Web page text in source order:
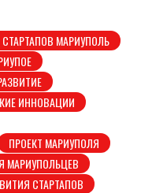
МАРИУПОЛЬ
ИННОВАЦИИ
ПРОЕКТ МАРИУПОЛЯ
МАРИУПОЛЬЦЕВ
СТАРТАПОВ